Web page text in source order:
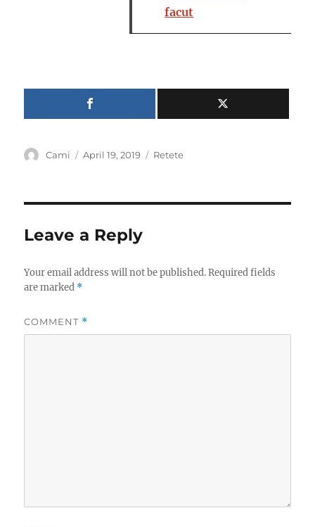
facut
Author
Cami
Posted
April 19, 2019 Categories
Retete
Leave a Reply
Your email address will not be published. Required fields
are marked *
COMMENT *